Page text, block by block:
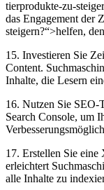
tierprodukte-zu-
das Engagement der
steigern?“>helfen,
15.⁢ Investieren Sie
Content.
Inhalte, die ‌Lesern‍
16. Nutzen Sie
Search Console, um
17. Erstellen Sie
erleichtert
alle Inhalte zu